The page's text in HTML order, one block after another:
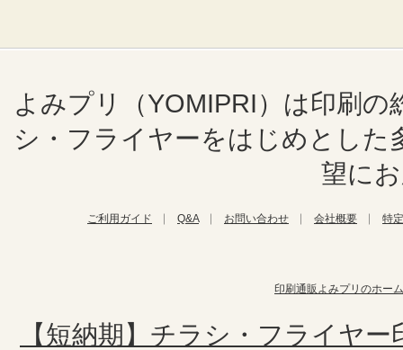
よみプリ（YOMIPRI）は印刷
シ・フライヤーをはじめとし
望に
ご利用ガイド Q&A お問い合わせ 会社概要 特
印刷通販よみプリのホーム
【短納期】チラシ・フライヤー